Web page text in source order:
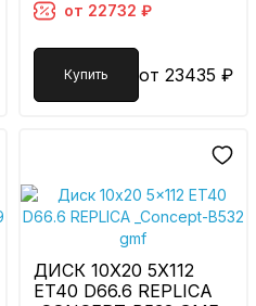
от 22732 ₽
Купить от 23435 ₽
ДИСК 10X20 5X112
ET40 D66.6 REPLICA